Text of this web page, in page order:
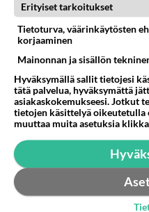
Anonyymi
2024-02-29 16:16:22
Aloittajakin aivan
Sanna on kuin piikki
päätoimittajalle henkilö
ärsytysmekanismi.
klikkauksia ellei kautta
suomalaisesta
Erityiset tarkoitukset
Tietoturva, väärinkäytösten
korjaaminen
Mainonnan ja sisällön
Hyväksymällä sallit tietojesi
tätä palvelua, hyväksymättä
asiakaskokemukseesi. Jotkut
tietojen käsittelyä oikeutetulla
muuttaa muita asetuksia